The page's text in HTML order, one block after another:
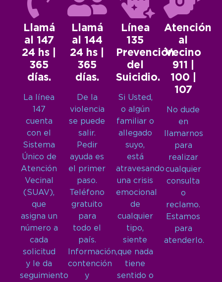
Llamá
al 147
24 hs |
365
días.
La línea
147
cuenta
con el
Sistema
Único de
Atención
Vecinal
(SUAV),
que
asigna un
número a
cada
solicitud
y le da
seguimiento
Llamá
al 144
24 hs |
365
días.
De la
violencia
se puede
salir.
Pedir
ayuda es
el primer
paso.
Teléfono
gratuito
para
todo el
país.
Información,
contención
y
Línea
135
Prevención
del
Suicidio.
Si Usted,
o algún
familiar o
allegado
suyo,
está
atravesando
una crisis
emocional
de
cualquier
tipo,
siente
que nada
tiene
sentido o
Atención
al
Vecino
911 |
100 |
107
No dude
en
llamarnos
para
realizar
cualquier
consulta
o
reclamo.
Estamos
para
atenderlo.